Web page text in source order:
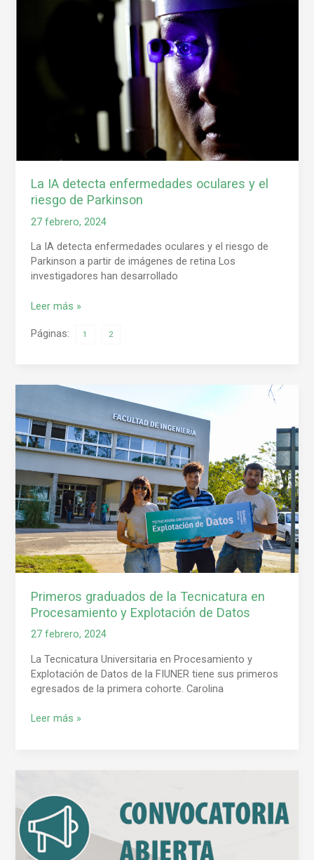
La IA detecta enfermedades oculares y el
riesgo de Parkinson
27 febrero, 2024
La IA detecta enfermedades oculares y el riesgo de
Parkinson a partir de imágenes de retina Los
investigadores han desarrollado
enfermedades
Leer más »
Páginas: 1 2
Primeros graduados de la Tecnicatura en
Procesamiento y Explotación de Datos
27 febrero, 2024
La Tecnicatura Universitaria en Procesamiento y
Explotación de Datos de la FIUNER tiene sus primeros
egresados de la primera cohorte. Carolina
Primeros
de
la
Tecnicatura
Procesamiento
y
Explotación
de
Datos
Leer más »
Becas
de
Estudio
2024